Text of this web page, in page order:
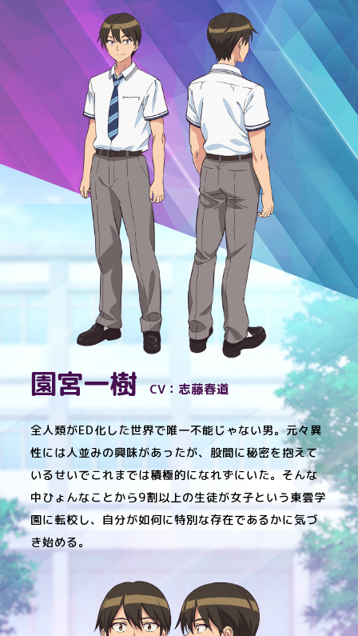
園宮一樹 CV：志藤春道
全人類がED化した世界で唯一不能じゃない男。元々異
性には人並みの興味があったが、股間に秘密を抱えて
いるせいでこれまでは積極的になれずにいた。そんな
中ひょんなことから9割以上の生徒が女子という東雲学
園に転校し、自分が如何に特別な存在であるかに気づ
き始める。